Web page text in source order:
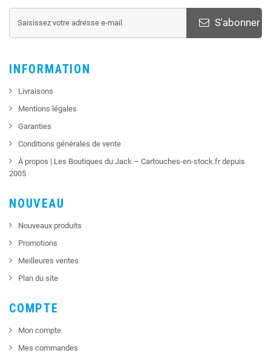
S'abonner
INFORMATION
Livraisons
Mentions légales
Garanties
Conditions générales de vente
À propos | Les Boutiques du Jack – Cartouches-en-stock.fr depuis
2005
NOUVEAU
Nouveaux produits
Promotions
Meilleures ventes
Plan du site
COMPTE
Mon compte
Mes commandes